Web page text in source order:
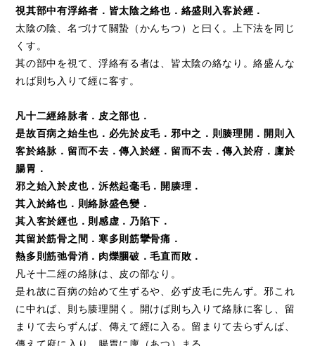
視其部中有浮絡者．皆太陰之絡也．絡盛則入客於經．
太陰の陰、名づけて關蟄（かんちつ）と曰く。上下法を同じ
くす。
其の部中を視て、浮絡有る者は、皆太陰の絡なり。絡盛んな
れば則ち入りて經に客す。
凡十二經絡脉者．皮之部也．
是故百病之始生也．必先於皮毛．邪中之．則腠理開．開則入
客於絡脉．留而不去．傳入於經．留而不去．傳入於府．廩於
腸胃．
邪之始入於皮也．泝然起毫毛．開腠理．
其入於絡也．則絡脉盛色變．
其入客於經也．則感虚．乃陷下．
其留於筋骨之間．寒多則筋攣骨痛．
熱多則筋弛骨消．肉爍䐃破．毛直而敗．
凡そ十二經の絡脉は、皮の部なり。
是れ故に百病の始めて生ずるや、必ず皮毛に先んず。邪これ
に中れば、則ち腠理開く。開けば則ち入りて絡脉に客し、留
まりて去らずんば、傳えて經に入る。留まりて去らずんば、